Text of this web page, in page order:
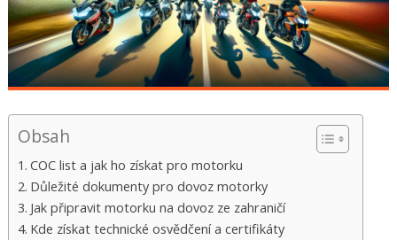
Obsah
COC list a jak ho získat pro motorku
Důležité dokumenty pro dovoz motorky
Jak připravit motorku na dovoz ze zahraničí
Kde získat technické osvědčení a certifikáty